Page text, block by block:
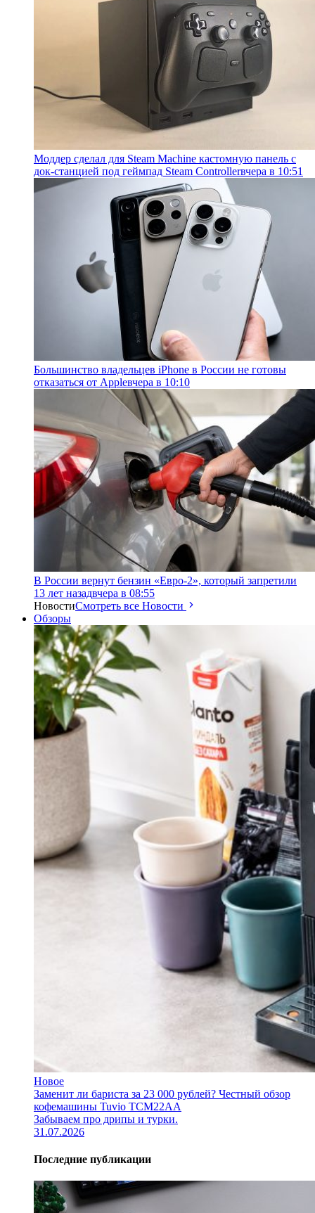
Моддер сделал для Steam Machine кастомную панель с
док-станцией под геймпад Steam Controllerвчера в 10:51
Большинство владельцев iPhone в России не готовы
отказаться от Appleвчера в 10:10
В России вернут бензин «Евро-2», который запретили
13 лет назадвчера в 08:55
НовостиСмотреть все Новости
Обзоры
Новое
Заменит ли бариста за 23 000 рублей? Честный обзор
кофемашины Tuvio TCM22AA
Забываем про дрипы и турки.
31.07.2026
Последние публикации